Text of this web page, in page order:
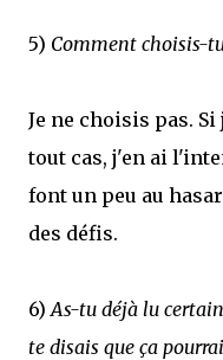
5) Comment choisis-
Je ne choisis pas.
tout cas, j'en ai
font un peu au
des défis.
6)As-tu déjà lu
te disais que ça